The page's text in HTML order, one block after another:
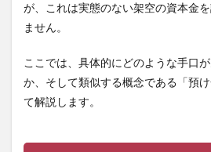
が、これは実態のない架空の資本金
ません。
ここでは、具体的にどのような手口
か、そして類似する概念である「預
て解説します。